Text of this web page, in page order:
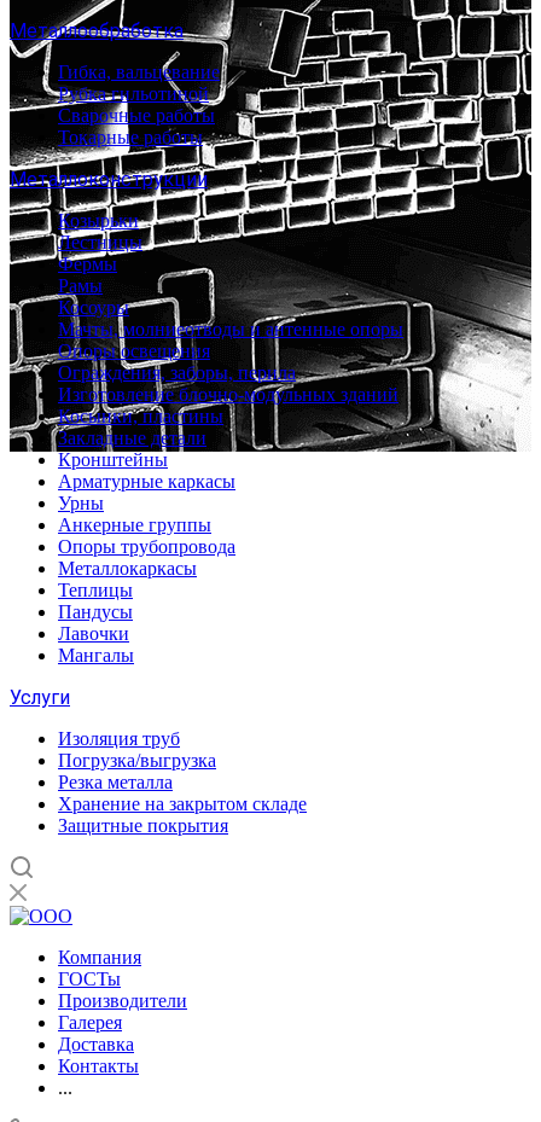
Металлообработка
Гибка, вальцевание
Рубка гильотиной
Сварочные работы
Токарные работы
Металлоконструкции
Козырьки
Лестницы
Фермы
Рамы
Косоуры
Мачты, молниеотводы и антенные опоры
Опоры освещения
Ограждения, заборы, перила
Изготовление блочно-модульных зданий
Косынки, пластины
Закладные детали
Кронштейны
Арматурные каркасы
Урны
Анкерные группы
Опоры трубопровода
Металлокаркасы
Теплицы
Пандусы
Лавочки
Мангалы
Услуги
Изоляция труб
Погрузка/выгрузка
Резка металла
Хранение на закрытом складе
Защитные покрытия
Компания
ГОСТы
Производители
Галерея
Доставка
Контакты
...